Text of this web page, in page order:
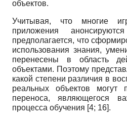
объектов.
Учитывая, что многие
приложения
предполагается, что
использования знания,
перенесены в область
объектами. Поэтому
какой степени различия в
реальных объектов могут
переноса, являющегося
процесса обучения [4; 16].